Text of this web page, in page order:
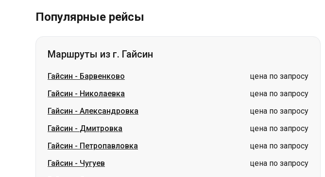
Гайсин - Барвенково
Гайсин-Александровка
Гайсин-Дмитровка
цена по запросу
Гайсин-Петропавловка
цена по запросу
Гайсин-Чугуев
цена по запросу
Гайсин-Славянск
цена по запросу
Гайсин-Ужгород
цена по запросу
Гайсин-Изюм
цена по запросу